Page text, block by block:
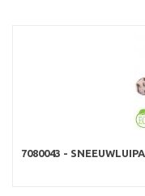
7080043 -